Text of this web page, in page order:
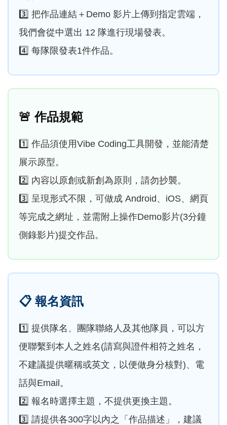
3️⃣ 把作品連結＋Demo 影片上傳到指定雲端，
我們會從中選出 12 隊進行現場發表。
4️⃣ 每隊限發表1件作品。
🚨作品規範
1️⃣ 作品須使用Vibe Coding工具開發，並能清楚
展示原型。
2️⃣ 內容以原創或新創為原則，請勿抄襲。
3️⃣ 呈現形式不限，可做成 Android、iOS、網頁
等完成之網址，並需附上操作Demo影片(3分鐘
側錄影片)提交作品。
📋 報名資訊
1️⃣ 提供隊名、團隊聯絡人及其他隊員，可以方
便聯繫到本人之姓名(請寫與證件相符之姓名，
不建議提供暱稱或英文，以便做身分核對)、電
話與Email。
2️⃣ 報名時選擇主題，不提供更換主題。
3️⃣ 請提供各300字以內之「作品描述」，建議